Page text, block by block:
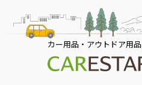
カー用品・アウトドア用品